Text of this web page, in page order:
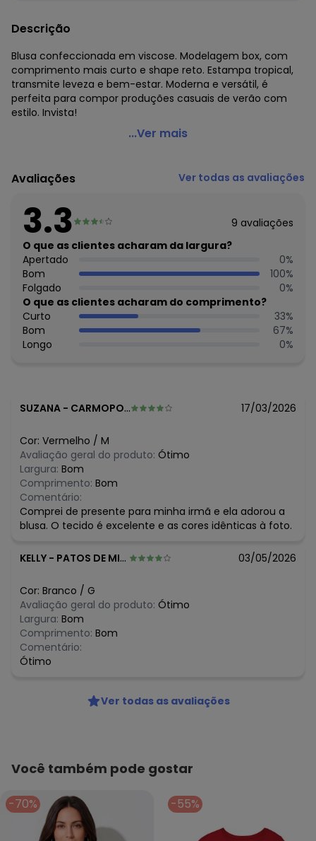
Descrição
Blusa confeccionada em viscose. Modelagem box, com
comprimento mais curto e shape reto. Estampa tropical,
transmite leveza e bem-estar. Moderna e versátil, é
perfeita para compor produções casuais de verão com
estilo. Invista!
Malwee - Blusa Box Tropical Vermelho
Decote Frente : Redondo
Fornecedor: MALWEE MALHAS LTDA / CNPJ 84.429.737/0001-
Feito: Brasil
Cuidados para conservação do produto: Temperatura
máxima de lavagem 30C. Não alvejar. Não passar sobre a
estampa.
Tecido: Viscose
Composição: Viscose 100%
Histórico de preços
O preço apresentado abaixo é o menor oferecido em
algum dia do mês, para o menor tamanho disponível.
maio/2026 R$ 71,55
março/2026
fevereiro/2026
...Ver mais
Avaliações Ver todas as avaliações
3.3 9 avaliações
O que as clientes acharam da largura?
Apertado
0%
Bom
100%
Folgado
0%
O que as clientes acharam do comprimento?
Curto
33%
Bom
67%
Longo
0%
SUZANA - CARMOPOLIS DE MINAS - MG 17/03/2026
Cor: Vermelho / M
Avaliação geral do produto: Ótimo
Largura: Bom
Comprimento: Bom
Comentário:
Comprei de presente para minha irmã e ela adorou a
blusa. O tecido é excelente e as cores idênticas à foto.
KELLY - PATOS DE MINAS - MG 03/05/2026
Cor: Branco / G
Avaliação geral do produto: Ótimo
Largura: Bom
Comprimento: Bom
Comentário:
Ótimo
Ver todas as avaliações
Você também pode gostar
-70% -55%